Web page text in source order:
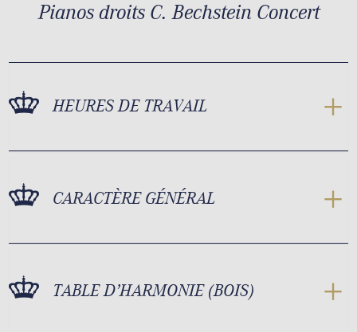
Pianos droits C. Bechstein Concert
HEURES DE TRAVAIL
CARACTÈRE GÉNÉRAL
TABLE D’HARMONIE (BOIS)